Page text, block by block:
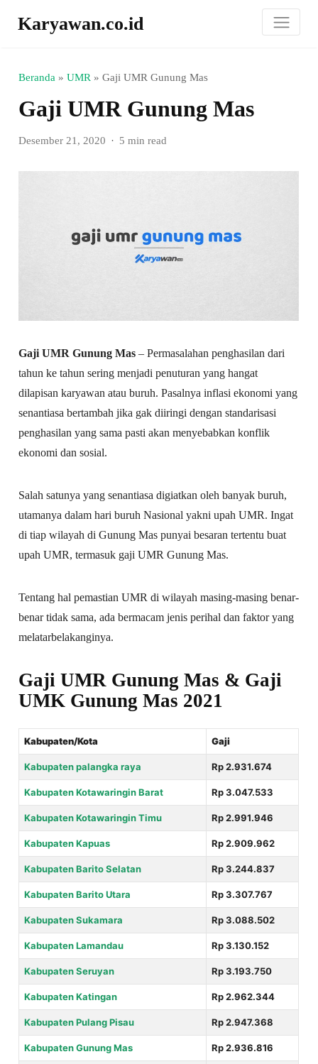
Karyawan.co.id
Beranda »UMR »Gaji UMR Gunung Mas
Gaji UMR Gunung Mas
Desember 21, 2020 5 min read
Gaji UMR Gunung Mas – Permasalahan penghasilan dari
tahun ke tahun sering menjadi penuturan yang hangat
dilapisan karyawan atau buruh. Pasalnya inflasi ekonomi yang
senantiasa bertambah jika gak diiringi dengan standarisasi
penghasilan yang sama pasti akan menyebabkan konflik
ekonomi dan sosial.
Salah satunya yang senantiasa digiatkan oleh banyak buruh,
utamanya dalam hari buruh Nasional yakni upah UMR. Ingat
di tiap wilayah di Gunung Mas punyai besaran tertentu buat
upah UMR, termasuk gaji UMR Gunung Mas.
Tentang hal pemastian UMR di wilayah masing-masing benar-
benar tidak sama, ada bermacam jenis perihal dan faktor yang
melatarbelakanginya.
Gaji UMR Gunung Mas & Gaji
UMK Gunung Mas 2021
Kabupaten/Kota Gaji
Kabupaten palangka raya Rp 2.931.674
Kabupaten Kotawaringin Barat Rp 3.047.533
Kabupaten Kotawaringin Timu Rp 2.991.946
Kabupaten Kapuas Rp 2.909.962
Kabupaten Barito Selatan Rp 3.244.837
Kabupaten Barito Utara Rp 3.307.767
Kabupaten Sukamara Rp 3.088.502
Kabupaten Lamandau Rp 3.130.152
Kabupaten Seruyan Rp 3.193.750
Kabupaten Katingan Rp 2.962.344
Kabupaten Pulang Pisau Rp 2.947.368
Kabupaten Gunung Mas Rp 2.936.816